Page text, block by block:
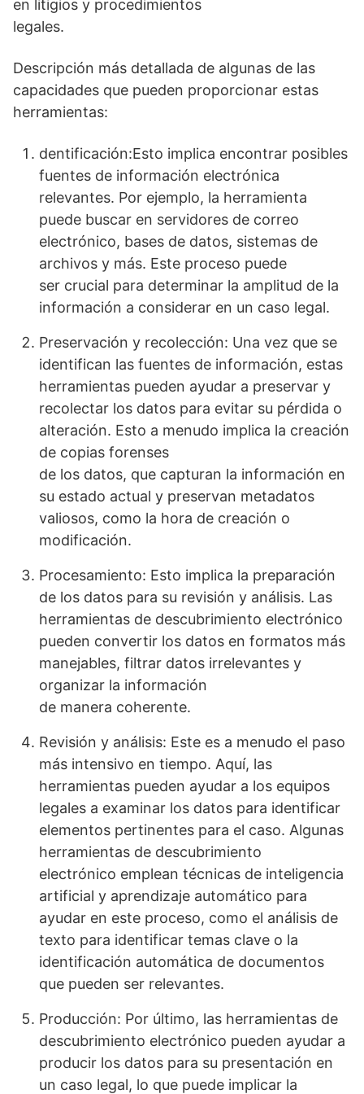
en litigios y procedimientos
legales.
Descripción más detallada de algunas de las
capacidades que pueden proporcionar estas
herramientas:
dentificación:Esto implica encontrar posibles
fuentes de información electrónica
relevantes. Por ejemplo, la herramienta
puede buscar en servidores de correo
electrónico, bases de datos, sistemas de
archivos y más. Este proceso puede
ser crucial para determinar la amplitud de la
información a considerar en un caso legal.
Preservación y recolección: Una vez que se
identifican las fuentes de información, estas
herramientas pueden ayudar a preservar y
recolectar los datos para evitar su pérdida o
alteración. Esto a menudo implica la creación
de copias forenses
de los datos, que capturan la información en
su estado actual y preservan metadatos
valiosos, como la hora de creación o
modificación.
Procesamiento: Esto implica la preparación
de los datos para su revisión y análisis. Las
herramientas de descubrimiento electrónico
pueden convertir los datos en formatos más
manejables, filtrar datos irrelevantes y
organizar la información
de manera coherente.
Revisión y análisis: Este es a menudo el paso
más intensivo en tiempo. Aquí, las
herramientas pueden ayudar a los equipos
legales a examinar los datos para identificar
elementos pertinentes para el caso. Algunas
herramientas de descubrimiento
electrónico emplean técnicas de inteligencia
artificial y aprendizaje automático para
ayudar en este proceso, como el análisis de
texto para identificar temas clave o la
identificación automática de documentos
que pueden ser relevantes.
Producción: Por último, las herramientas de
descubrimiento electrónico pueden ayudar a
producir los datos para su presentación en
un caso legal, lo que puede implicar la